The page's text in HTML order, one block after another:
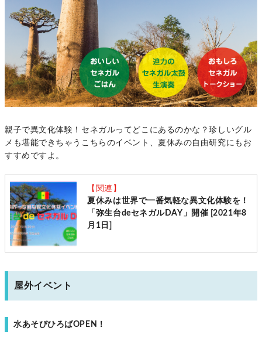
親子で異文化体験！セネガルってどこにあるのかな？珍しいグル
メも堪能できちゃうこちらのイベント、夏休みの自由研究にもお
すすめですよ。
【関連】
夏休みは世界で一番気軽な異文化体験を！
「弥生台deセネガルDAY」開催 [2021年8
月1日]
屋外イベント
水あそびひろばOPEN！